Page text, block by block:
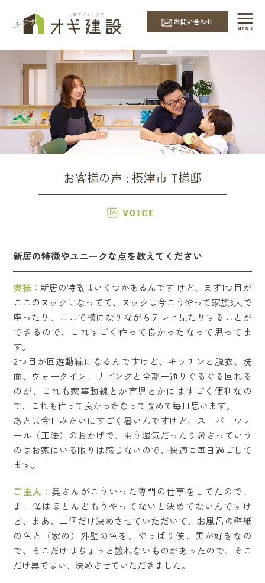
お問い合わせ
お客様の声 : 摂津市 T様邸
新居の特徴やユニークな点を教えてください
奥様： 新居の特徴はいくつかあるんです けど、まず1つ目が
ここのヌックになってて、ヌックは今こうやって家族3人で
座ったり、ここで横になりながらテレビ見たりすることが
できるので、これすごく作って良かったなって思ってま
す。
2つ目が回遊動線になるんですけど、キッチンと脱衣、洗
面、ウォークイン、リビングと全部一通りぐるぐる回れる
のが、これも家事動線とか育児とかにはすごく便利なの
で、これも作って良かったなって改めて毎日思います。
あとは今日みたいにすごく暑いんですけど、スーパーウォ
ール（工法）のおかげで、もう湿気だったり暑さっていう
のはお家にいる限りは感じないので、快適に毎日過ごして
ます。
ご主人：奥さんがこういった専門の仕事をしてたので、
ま、僕はほとんどもうやってないと決めてないんですけ
ど、まあ、二個だけ決めさせていただいて、お風呂の壁紙
の色と（家の）外壁の色を。やっぱり僕、黒が好きなの
で、そこだけはちょっと譲れないものがあったので、そこ
だけ黒ではい、決めさせていただきました。